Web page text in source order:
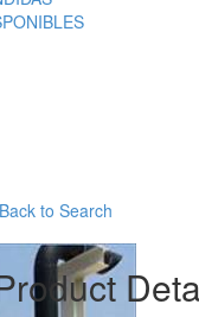
Back to Search